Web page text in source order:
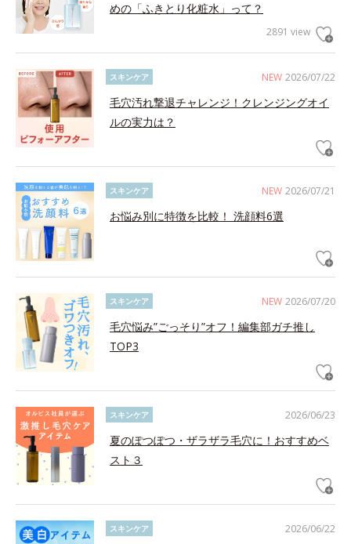
めの「ふきとり化粧水」って？
2891 view
NEW 2026/07/22
スキンケア
毛穴汚れ撃退チャレンジ！クレンジングオイ
ルの実力は？
NEW 2026/07/21
スキンケア
お悩み別に特徴を比較！ 洗顔料6選
NEW 2026/07/20
スキンケア
毛穴悩み”ごっそり”オフ！編集部ガチ推し
TOP3
2026/06/23
スキンケア
夏のぽつぽつ・ザラザラ毛穴に！おすすめベ
スト３
2026/06/22
スキンケア